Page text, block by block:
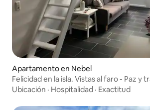
Apartamento en Nebel
Felicidad en la isla. Vistas al faro - Paz y
Ubicación · Hospitalidad · Exactitud